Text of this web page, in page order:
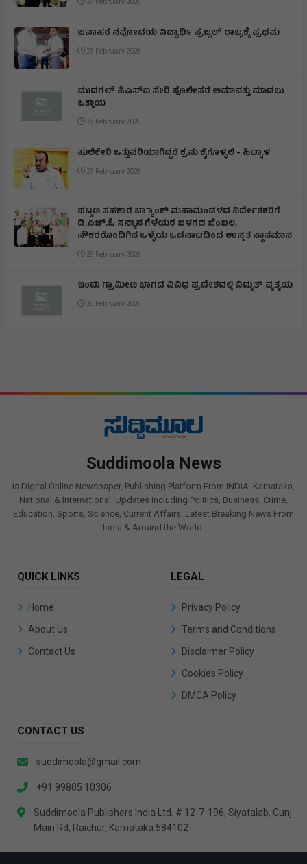
27 February 2026
ಜವಾಹರ ನವೋದಯ ವಿದ್ಯಾರ್ಥಿ ಪ್ರಜ್ವಲ್ ರಾಜ್ಯಕ್ಕೆ ಪ್ರಥಮ
27 February 2026
ಮುದಗಲ್ ಪಿಎಸ್‌ಐ ಸೇರಿ ಪೊಲೀಸರ ಅಮಾನತ್ತು ಮಾಡಲು
ಒತ್ತಾಯ
27 February 2026
ಹುಲಿಕೇರಿ ಒತ್ತುವರಿಯಾಗಿದ್ದರೆ ಕ್ರಮ ಕೈಗೊಳ್ಳಲಿ - ಹಿಟ್ನಾಳ
27 February 2026
ಪಟ್ಟಣ ಸಹಕಾರ ಬ್ಯಾಾಂಕ್ ಮಹಾಮಂಡಳದ ನಿರ್ದೇಶಕರಿಗೆ
ಡಿ.ಎಚ್.ಓ ಸನ್ಮಾನ ಗೆಳೆಯರ ಬಳಗದ ಬೆಂಬಲ,
ನೌಕರರೊಂದಿಗಿನ ಒಳ್ಳೆಯ ಒಡನಾಟದಿಂದ ಉನ್ನತ ಸ್ಥಾನಮಾನ
26 February 2026
ಇಂದು ಗ್ರಾಮೀಣ ಭಾಗದ ವಿವಿಧ ಪ್ರದೇಶದಲ್ಲಿ ವಿದ್ಯುತ್ ವ್ಯತ್ಯಯ
26 February 2026
Suddimoola News
is Digital Online Newspaper, Publishing Platform From INDIA. Karnataka,
National & International, Updates including Politics, Business, Crime,
Education, Sports, Science, Current Affairs. Latest Breaking News From
India & Around the World.
QUICK LINKS
Home
About Us
Contact Us
LEGAL
Privacy Policy
Terms and Conditions
Disclaimer Policy
Cookies Policy
DMCA Policy
CONTACT US
suddimoola@gmail.com
+91 99805 10306
Suddimoola Publishers India Ltd. # 12-7-196, Siyatalab, Gunj
Main Rd, Raichur, Karnataka 584102